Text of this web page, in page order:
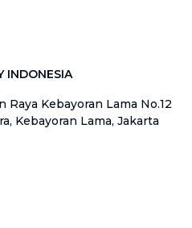
INDONESIA
Raya Kebayoran Lama No.12
Kebayoran Lama, Jakarta